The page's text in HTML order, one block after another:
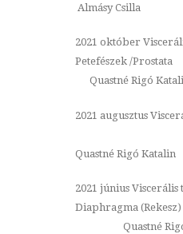
Almásy Csilla
2021 október
Quastné Rigó
2021 augusztus
Quastné Rigó Katalin
2021 június Viscerális
Quastné Rigó